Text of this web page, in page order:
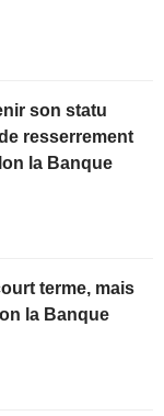
son statu
resserrement
la Banque
terme, mais
la Banque